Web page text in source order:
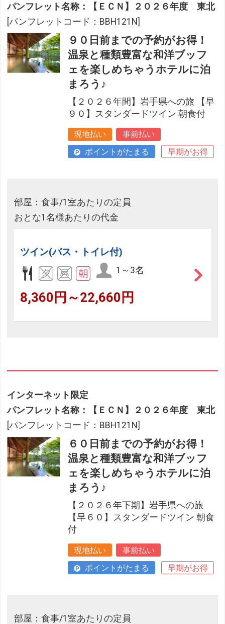
パンフレット名称：【ＥＣＮ】２０２６年度 東北
[パンフレットコード：BBH121N]
９０日前までの予約がお得！
温泉と種類豊富な和洋ブッフ
ェを楽しめちゃうホテルに泊
まろう♪
【２０２６年間】岩手県への旅 【早
９０】スタンダードツイン 朝食付
現地払い
事前払い
ポイントがたまる
早期がお得
部屋：食事/1室あたりの定員
おとな1名様あたりの代金
ツイン(バス・トイレ付)
1～3名
8,360円～22,660円
インターネット限定
パンフレット名称：【ＥＣＮ】２０２６年度 東北
[パンフレットコード：BBH121N]
６０日前までの予約がお得！
温泉と種類豊富な和洋ブッフ
ェを楽しめちゃうホテルに泊
まろう♪
【２０２６年下期】岩手県への旅
【早６０】スタンダードツイン 朝食
付
現地払い
事前払い
ポイントがたまる
早期がお得
部屋：食事/1室あたりの定員